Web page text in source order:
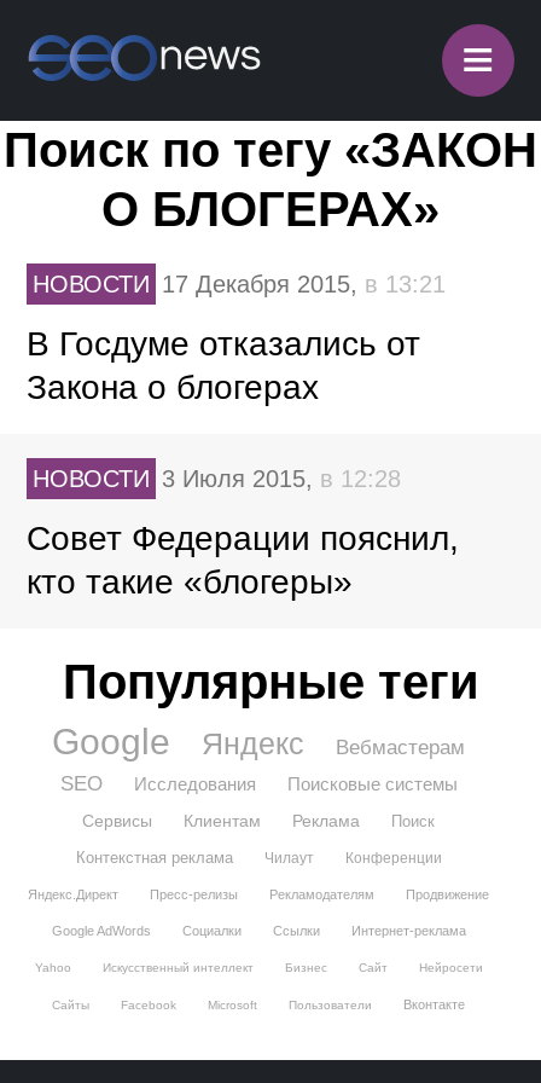
≡
Поиск по тегу «ЗАКОН
О БЛОГЕРАХ»
НОВОСТИ 17 Декабря 2015, в 13:21
В Госдуме отказались от
Закона о блогерах
НОВОСТИ 3 Июля 2015, в 12:28
Совет Федерации пояснил,
кто такие «блогеры»
Популярные теги
Google Яндекс
Вебмастерам
SEO
Исследования Поисковые системы
Сервисы Клиентам Реклама
Поиск
Контекстная реклама
Чилаут Конференции
Яндекс.Директ Пресс-релизы Рекламодателям Продвижение
Google AdWords Социалки Ссылки Интернет-реклама
Yahoo Искусственный интеллект Бизнес Сайт Нейросети
Сайты Facebook Microsoft Пользователи Вконтакте